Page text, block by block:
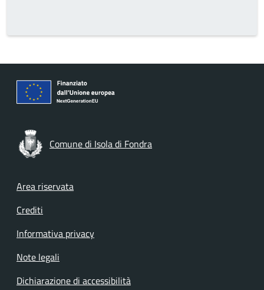
Comune di Isola di Fondra
Footer menu
Area riservata
Crediti
Informativa privacy
Note legali
Dichiarazione di accessibilità